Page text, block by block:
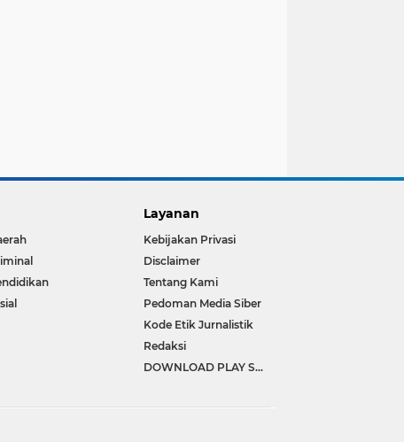
Layanan
Kebijakan Privasi
Disclaimer
Tentang Kami
Pedoman Media Siber
Kode Etik Jurnalistik
Redaksi
DOWNLOAD PLAY STORE